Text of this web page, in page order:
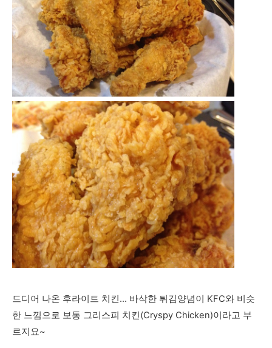
드디어 나온 후라이트 치킨... 바삭한 튀김양념이 KFC와 비슷
한 느낌으로 보통 그리스피 치킨(Cryspy Chicken)이라고 부
르지요~